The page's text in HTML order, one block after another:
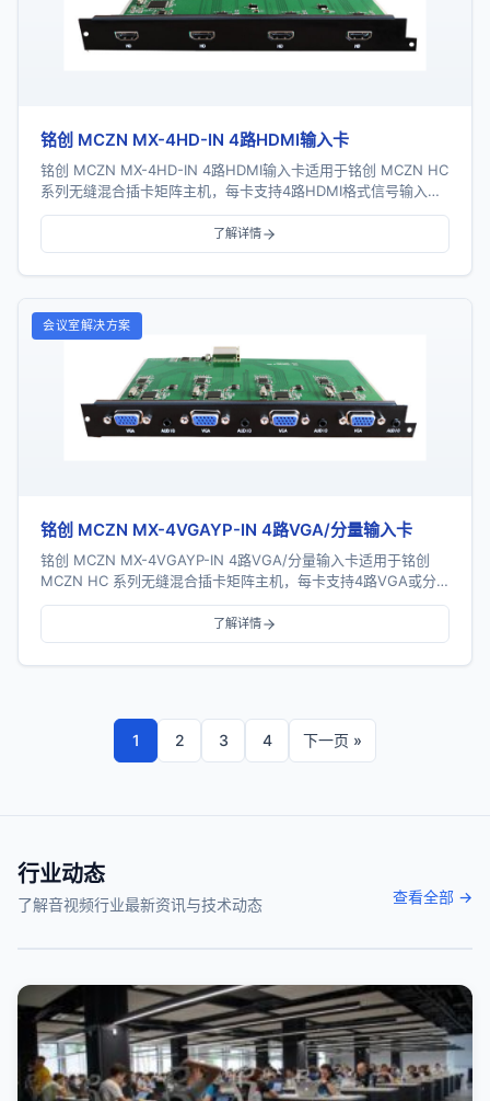
铭创 MCZN MX-4HD-IN 4路HDMI输入卡
铭创 MCZN MX-4HD-IN 4路HDMI输入卡适用于铭创 MCZN HC
系列无缝混合插卡矩阵主机，每卡支持4路HDMI格式信号输入，
采用一卡四路插卡式...
了解详情
会议室解决方案
铭创 MCZN MX-4VGAYP-IN 4路VGA/分量输入卡
铭创 MCZN MX-4VGAYP-IN 4路VGA/分量输入卡适用于铭创
MCZN HC 系列无缝混合插卡矩阵主机，每卡支持4路VGA或分
量、音频（选配）信号...
了解详情
1 2 3 4 下一页 »
行业动态
了解音视频行业最新资讯与技术动态 查看全部 →